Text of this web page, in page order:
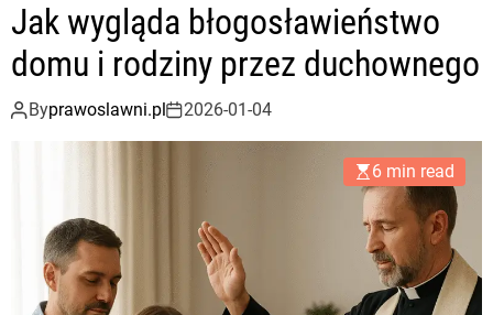
Jak wygląda błogosławieństwo
domu i rodziny przez duchownego
Byprawoslawni.pl 2026-01-04
6 min read